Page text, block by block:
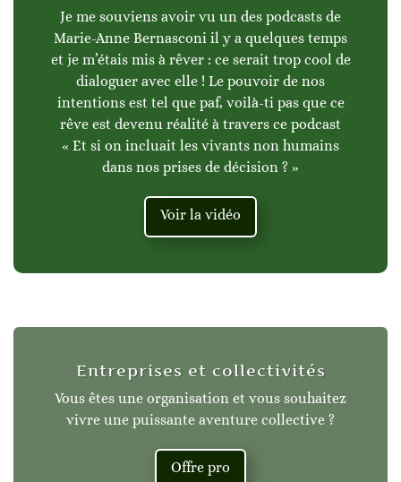
Je me souviens avoir vu un des podcasts de
Marie-Anne Bernasconi il y a quelques temps
et je m’étais mis à rêver : ce serait trop cool de
dialoguer avec elle ! Le pouvoir de nos
intentions est tel que paf, voilà-ti pas que ce
rêve est devenu réalité à travers ce podcast
« Et si on incluait les vivants non humains
dans nos prises de décision ? »
Voir la vidéo
Entreprises et collectivités
Vous êtes une organisation et vous souhaitez
vivre une puissante aventure collective ?
Offre pro